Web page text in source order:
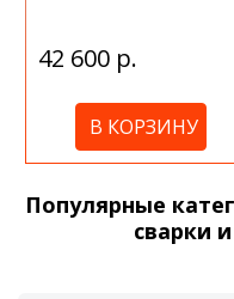
42 600 р.
В КОРЗИНУ
Популярные
сварки